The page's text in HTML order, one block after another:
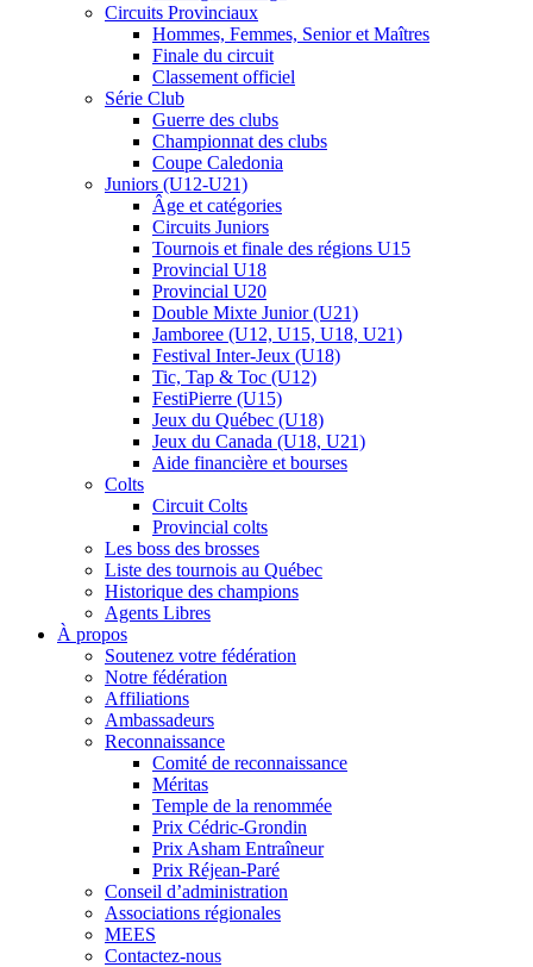
Circuits Provinciaux
Hommes, Femmes, Senior et Maîtres
Finale du circuit
Classement officiel
Série Club
Guerre des clubs
Championnat des clubs
Coupe Caledonia
Juniors (U12-U21)
Âge et catégories
Circuits Juniors
Tournois et finale des régions U15
Provincial U18
Provincial U20
Double Mixte Junior (U21)
Jamboree (U12, U15, U18, U21)
Festival Inter-Jeux (U18)
Tic, Tap & Toc (U12)
FestiPierre (U15)
Jeux du Québec (U18)
Jeux du Canada (U18, U21)
Aide financière et bourses
Colts
Circuit Colts
Provincial colts
Les boss des brosses
Liste des tournois au Québec
Historique des champions
Agents Libres
À propos
Soutenez votre fédération
Notre fédération
Affiliations
Ambassadeurs
Reconnaissance
Comité de reconnaissance
Méritas
Temple de la renommée
Prix Cédric-Grondin
Prix Asham Entraîneur
Prix Réjean-Paré
Conseil d’administration
Associations régionales
MEES
Contactez-nous